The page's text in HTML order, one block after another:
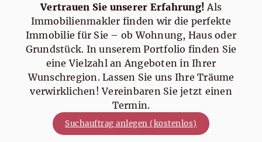
Vertrauen Sie unserer Erfahrung! Als
Immobilienmakler finden wir die perfekte
Immobilie für Sie – ob Wohnung, Haus oder
Grundstück. In unserem Portfolio finden Sie
eine Vielzahl an Angeboten in Ihrer
Wunschregion. Lassen Sie uns Ihre Träume
verwirklichen! Vereinbaren Sie jetzt einen
Termin.
Suchauftrag anlegen (kostenlos)